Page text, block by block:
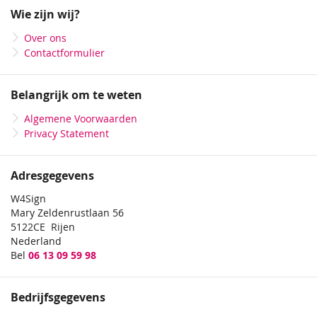
Blueback poster
Scheurvast kunststof
PVC | B1-kwaliteitBrandvertragend
nieuwsbrief
Wie zijn wij?
Over ons
Contactformulier
Belangrijk om te weten
Algemene Voorwaarden
Privacy Statement
Adresgegevens
W4Sign
Mary Zeldenrustlaan 56
5122CE Rijen
Nederland
Bel 06 13 09 59 98
Bedrijfsgegevens